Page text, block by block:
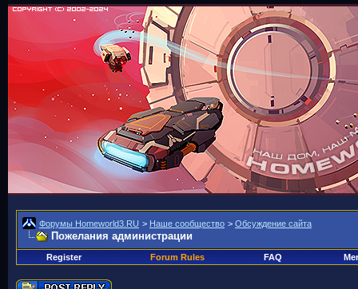
Форумы Homeworld3.RU > Наше сообщество > Обсуждение сайта
Пожелания администрации
Register Forum Rules FAQ